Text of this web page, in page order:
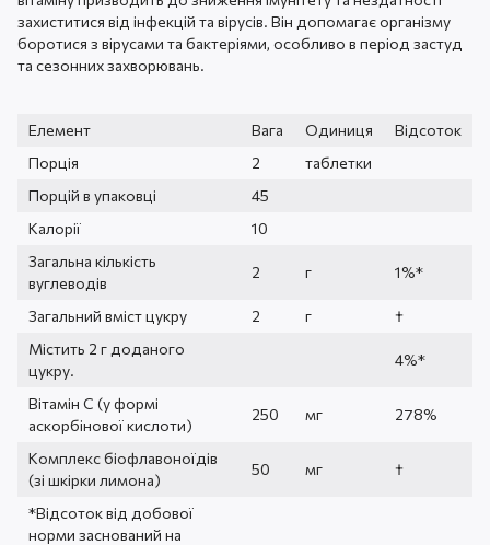
захиститися від інфекцій та вірусів. Він допомагає організму
боротися з вірусами та бактеріями, особливо в період застуд
та сезонних захворювань.
Елемент Вага Одиниця
Відсоток
Порція
2
таблетки
Порцій в упаковці
45
Калорії
10
Загальна кількість
вуглеводів
2 г 1%*
Загальний вміст цукру 2 г
†
Містить 2 г доданого
цукру.
4%*
Вітамін С (у формі
аскорбінової кислоти)
250 мг 278%
Комплекс біофлавоноїдів
(зі шкірки лимона)
50 мг †
*Відсоток від добової
норми заснований на